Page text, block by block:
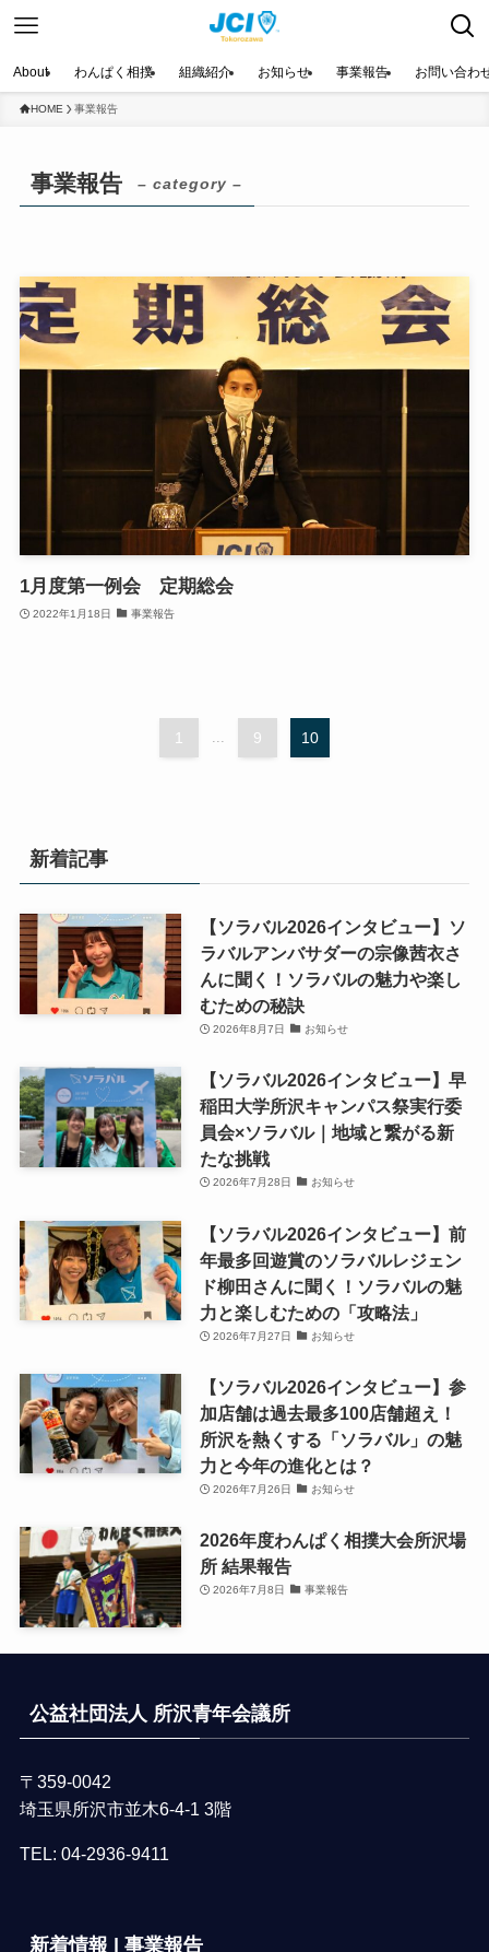
About わんぱく相撲 組織紹介 お知らせ 事業報告 お問い合わ
HOME 事業報告
事業報告 – category –
1月度第一例会 定期総会
2022年1月18日 事業報告
1 9 10
新着記事
【ソラバル2026インタビュー】ソ
ラバルアンバサダーの宗像茜衣さ
んに聞く！ソラバルの魅力や楽し
むための秘訣
2026年8月7日 お知らせ
【ソラバル2026インタビュー】早
稲田大学所沢キャンパス祭実行委
員会×ソラバル｜地域と繋がる新
たな挑戦
2026年7月28日 お知らせ
【ソラバル2026インタビュー】前
年最多回遊賞のソラバルレジェン
ド柳田さんに聞く！ソラバルの魅
力と楽しむための「攻略法」
2026年7月27日 お知らせ
【ソラバル2026インタビュー】参
加店舗は過去最多100店舗超え！
所沢を熱くする「ソラバル」の魅
力と今年の進化とは？
2026年7月26日 お知らせ
2026年度わんぱく相撲大会所沢場
所 結果報告
2026年7月8日 事業報告
公益社団法人 所沢青年会議所
〒359-0042
埼玉県所沢市並木6-4-1 3階
TEL: 04-2936-9411
新着情報 | 事業報告